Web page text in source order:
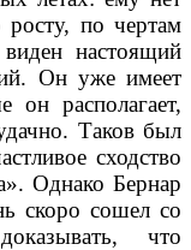
по чертам
настоящий
Он уже имеет
он располагает,
Таков был
сходство
Однако Бернар
скоро сошел со
что